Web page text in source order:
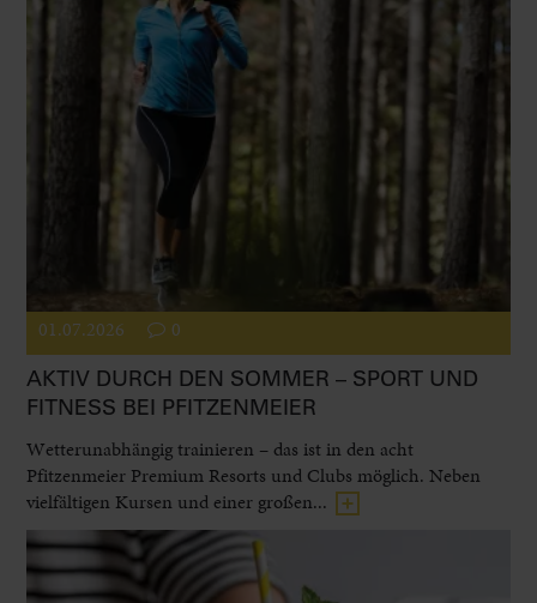
01.07.2026 0
AKTIV DURCH DEN SOMMER – SPORT UND
FITNESS BEI PFITZENMEIER
Wetterunabhängig trainieren – das ist in den acht
Pfitzenmeier Premium Resorts und Clubs möglich. Neben
vielfältigen Kursen und einer großen...